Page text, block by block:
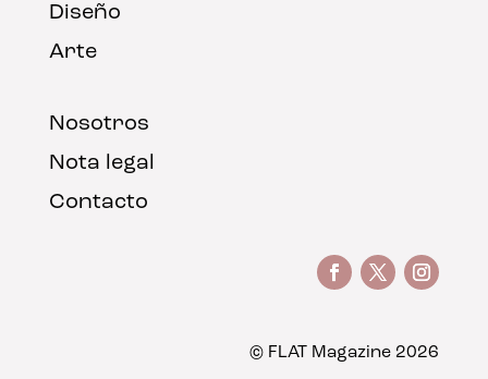
Diseño
Arte
Nosotros
Nota legal
Contacto
© FLAT Magazine 2026